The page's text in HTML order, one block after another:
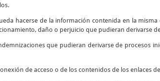
hacerse de la información contenida en la
daño o perjuicio que pudieran derivarse
que pudieran derivarse de procesos
de acceso o de los contenidos de los enlaces